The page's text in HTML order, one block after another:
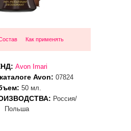
Как применять
Avon Imari
Avon: 07824
50 мл.
Россия/
Польша